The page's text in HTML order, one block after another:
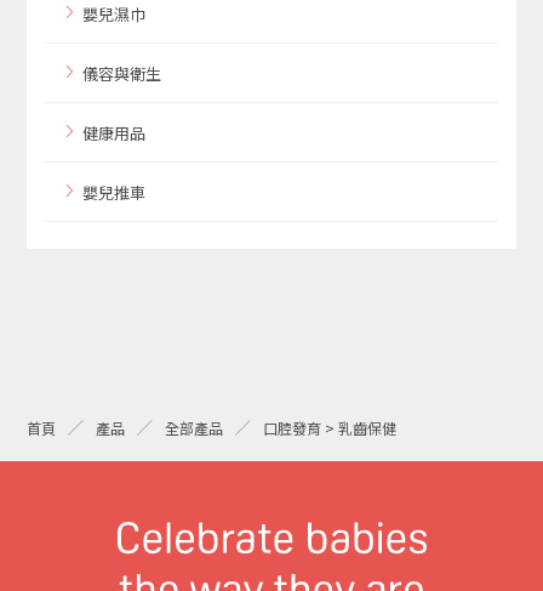
嬰兒濕巾
儀容與衛生
健康用品
嬰兒推車
首頁 產品 全部產品 口腔發育 > 乳齒保健